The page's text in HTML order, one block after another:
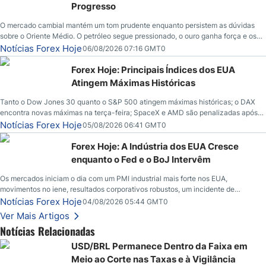
Progresso
O mercado cambial mantém um tom prudente enquanto persistem as dúvidas
sobre o Oriente Médio. O petróleo segue pressionado, o ouro ganha força e os
investidores aguardam novos indicadores econômicos dos Estados Unidos.
Notícias Forex Hoje06/08/2026 07:16 GMT0
Forex Hoje: Principais Índices dos EUA
Atingem Máximas Históricas
Tanto o Dow Jones 30 quanto o S&P 500 atingem máximas históricas; o DAX
encontra novas máximas na terça-feira; SpaceX e AMD são penalizadas após
chamadas de lucros; o petróleo bruto cai abaixo de $80 com novas esperanças;
o dólar americano continua tentando se estabilizar em relação ao iene; o peso
mexicano vê uma alta à medida que as taxas caem nos EUA.
Notícias Forex Hoje05/08/2026 06:41 GMT0
Forex Hoje: A Indústria dos EUA Cresce
enquanto o Fed e o BoJ Intervêm
Os mercados iniciam o dia com um PMI industrial mais forte nos EUA,
movimentos no iene, resultados corporativos robustos, um incidente de
segurança envolvendo o Bitcoin e novos desdobramentos no mercado de
petróleo.
Notícias Forex Hoje04/08/2026 05:44 GMT0
Ver Mais Artigos
Notícias Relacionadas
USD/BRL Permanece Dentro da Faixa em
Meio ao Corte nas Taxas e à Vigilância